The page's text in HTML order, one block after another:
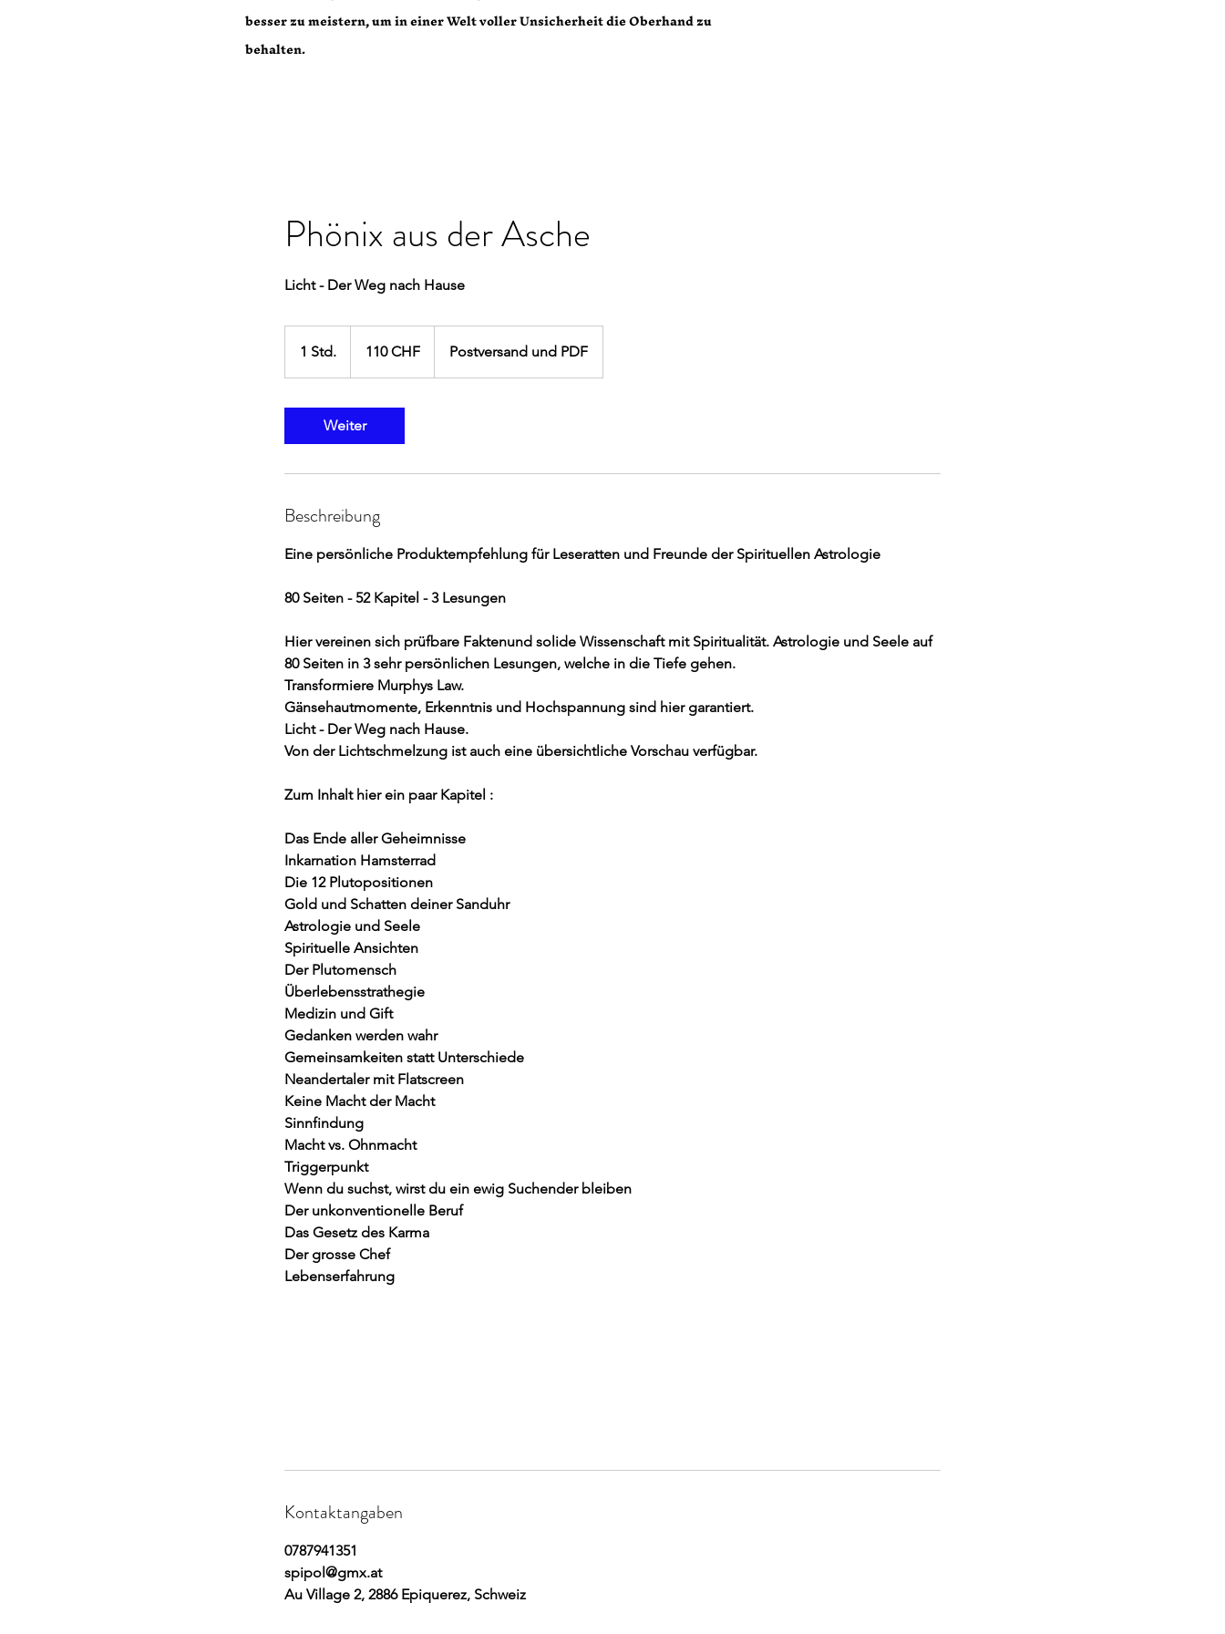
besser zu meistern, um in einer Welt voller Unsicherheit die Oberhand zu
behalten.
Phönix aus der Asche
Licht - Der Weg nach Hause
1 Std.
S
d
Franken
110 CHF Postversand und PDF
Weiter
Beschreibung
Eine persönliche Produktempfehlung für Leseratten und Freunde der Spirituellen Astrologie
80 Seiten - 52 Kapitel - 3 Lesungen
Hier vereinen sich prüfbare Faktenund solide Wissenschaft mit Spiritualität. Astrologie und Seele auf
80 Seiten in 3 sehr persönlichen Lesungen, welche in die Tiefe gehen.
Transformiere Murphys Law.
Gänsehautmomente, Erkenntnis und Hochspannung sind hier garantiert.
Licht - Der Weg nach Hause.
Von der Lichtschmelzung ist auch eine übersichtliche Vorschau verfügbar.
Zum Inhalt hier ein paar Kapitel :
Das Ende aller Geheimnisse
Inkarnation Hamsterrad
Die 12 Plutopositionen
Gold und Schatten deiner Sanduhr
Astrologie und Seele
Spirituelle Ansichten
Der Plutomensch
Überlebensstrathegie
Medizin und Gift
Gedanken werden wahr
Gemeinsamkeiten statt Unterschiede
Neandertaler mit Flatscreen
Keine Macht der Macht
Sinnfindung
Macht vs. Ohnmacht
Triggerpunkt
Wenn du suchst, wirst du ein ewig Suchender bleiben
Der unkonventionelle Beruf
Das Gesetz des Karma
Der grosse Chef
Lebenserfahrung
Kontaktangaben
0787941351
spipol@gmx.at
Au Village 2, 2886 Epiquerez, Schweiz